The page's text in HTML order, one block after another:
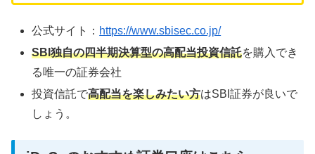
公式サイト： https://www.sbisec.co.jp/
SBI独自の四半期決算型の高配当投資信託を購入でき
る唯一の証券会社
投資信託で高配当を楽しみたい方はSBI証券が良いで
しょう。